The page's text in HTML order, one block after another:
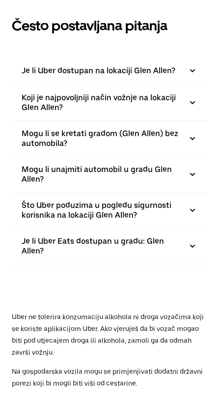
Često postavljana pitanja
Je li Uber dostupan na lokaciji Glen Allen?
Koji je najpovoljniji način vožnje na lokaciji
Glen Allen?
Mogu li se kretati gradom (Glen Allen) bez
automobila?
Mogu li unajmiti automobil u gradu Glen
Allen?
Što Uber poduzima u pogledu sigurnosti
korisnika na lokaciji Glen Allen?
Je li Uber Eats dostupan u gradu: Glen
Allen?
Uber ne tolerira konzumaciju alkohola ni droga vozačima koji
se koriste aplikacijom Uber. Ako vjeruješ da bi vozač mogao
biti pod utjecajem droga ili alkohola, zamoli ga da odmah
završi vožnju.
Na gospodarska vozila mogu se primjenjivati dodatni državni
porezi koji bi mogli biti viši od cestarine.